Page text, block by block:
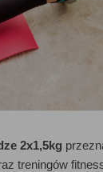
2x1,5kg
treningów